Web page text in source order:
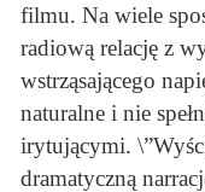
filmu. Na wiele
radiową relację z
wstrząsającego
naturalne i nie
irytującymi.
dramatyczną